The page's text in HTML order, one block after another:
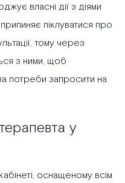
власні дії з діями
піклуватися про
тому через
з ними, щоб
потреби запросити на
у
оснащеному всім